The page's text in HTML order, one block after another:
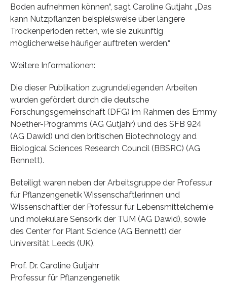
Boden aufnehmen können“, sagt Caroline Gutjahr. „Das
kann Nutzpflanzen beispielsweise über längere
Trockenperioden retten, wie sie zukünftig
möglicherweise häufiger auftreten werden.“
Weitere Informationen:
Die dieser Publikation zugrundeliegenden Arbeiten
wurden gefördert durch die deutsche
Forschungsgemeinschaft (DFG) im Rahmen des Emmy
Noether-Programms (AG Gutjahr) und des SFB 924
(AG Dawid) und den britischen Biotechnology and
Biological Sciences Research Council (BBSRC) (AG
Bennett).
Beteiligt waren neben der Arbeitsgruppe der Professur
für Pflanzengenetik Wissenschaftlerinnen und
Wissenschaftler der Professur für Lebensmittelchemie
und molekulare Sensorik der TUM (AG Dawid), sowie
des Center for Plant Science (AG Bennett) der
Universität Leeds (UK).
Prof. Dr. Caroline Gutjahr
Professur für Pflanzengenetik